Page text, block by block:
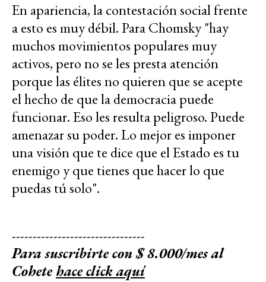
En apariencia,la contestación social frente
a esto es muy débil. Para Chomsky "hay
muchos movimientos populares muy
activos, pero no se les presta atención
porque las élites no quieren que se acepte
el hecho de que la democracia puede
funcionar. Eso les resulta peligroso. Puede
amenazar su poder. Lo mejor es imponer
una visión que te dice que el Estado es tu
enemigo y que tienes que hacer lo que
puedas tú solo".
--------------------------------
Para suscribirte con $ 8.000/mes al
Cohetehace click aquí